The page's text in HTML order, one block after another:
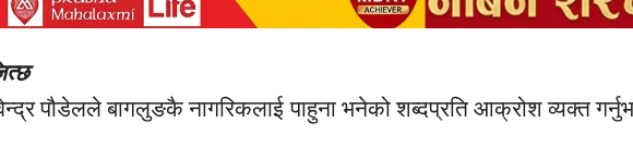
देवेन्द्र पौडेलले बागलुङकै नागरिकलाई पाहुना भनेको शब्दप्रति आक्रोश व्यक्त